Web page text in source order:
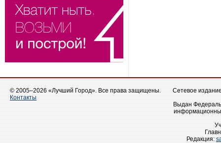
© 2005–2026 «Лучший Город». Все права защищены.
Контакты
Сетевое
Выдан
Редакция: